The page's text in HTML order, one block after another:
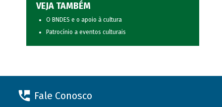
VEJA TAMBÉM
O BNDES e o apoio à cultura
Patrocínio a eventos culturais
Fale Conosco